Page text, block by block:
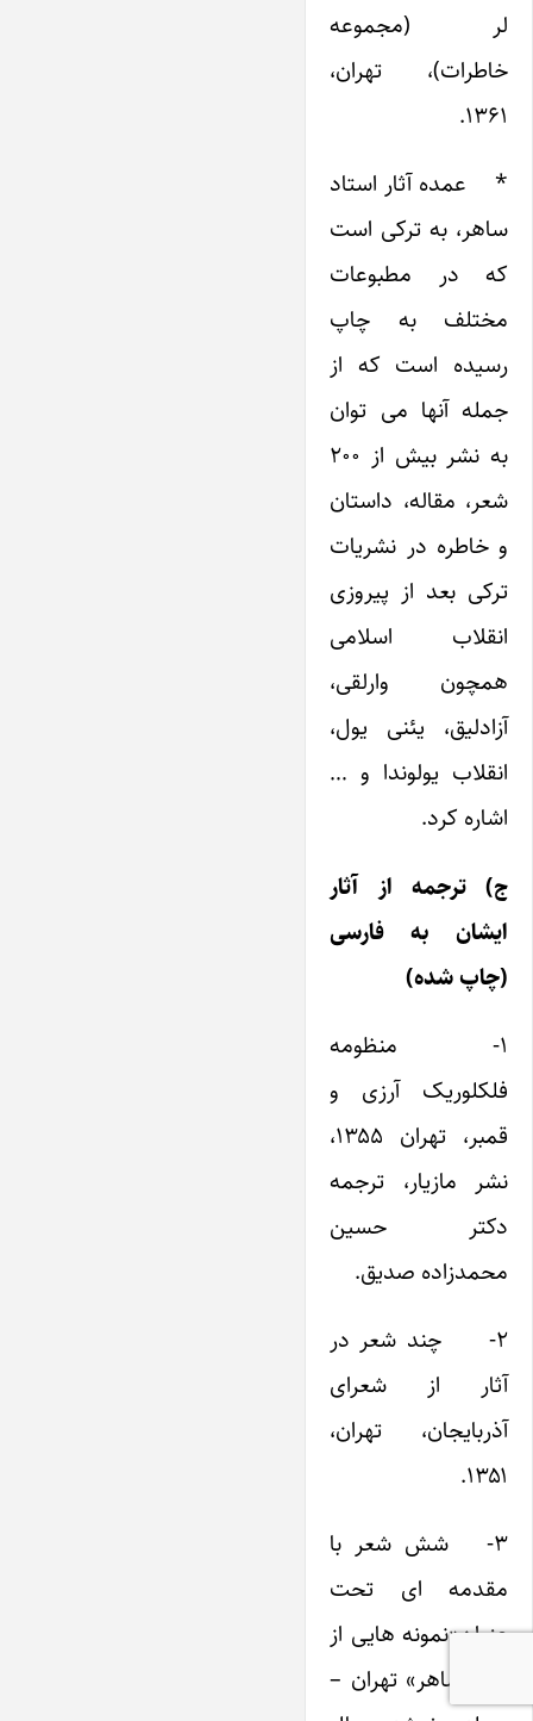
لر (مجموعه
خاطرات)، تهران،
۱۳۶۱.
* عمده آثار استاد
ساهر، به ترکی است
که در مطبوعات
مختلف به چاپ
رسیده است که از
جمله آنها می توان
به نشر بیش از ۲۰۰
شعر، مقاله، داستان
و خاطره در نشریات
ترکی بعد از پیروزی
انقلاب اسلامی
همچون وارلقی،
آزادلیق، یئنی یول،
انقلاب یولوندا و …
اشاره کرد.
ج) ترجمه از آثار
ایشان به فارسی
(چاپ شده)
۱- منظومه
فلکلوریک آرزی و
قمبر، تهران ۱۳۵۵،
نشر مازیار، ترجمه
دکتر حسین
محمدزاده صدیق.
۲- چند شعر در
آثار از شعرای
آذربایجان، تهران،
۱۳۵۱.
۳- شش شعر با
مقدمه ای تحت
عنوان«نمونه هایی از
شعر ساهر» تهران –